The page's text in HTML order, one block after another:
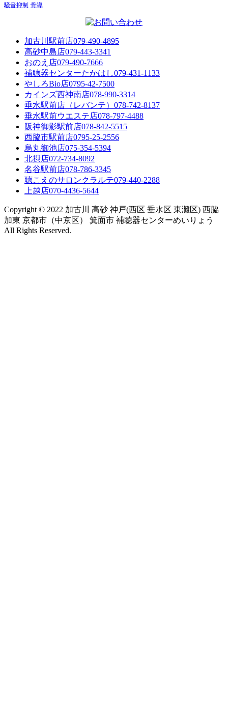
騒音抑制 骨導
加古川駅前店079-490-4895
高砂中島店079-443-3341
おのえ店079-490-7666
補聴器センターたかはし079-431-1133
やしろBio店0795-42-7500
カインズ西神南店078-990-3314
垂水駅前店（レバンテ） 078-742-8137
垂水駅前ウエステ店078-797-4488
阪神御影駅前店078-842-5515
西脇市駅前店0795-25-2556
烏丸御池店075-354-5394
北摂店072-734-8092
名谷駅前店078-786-3345
聴こえのサロンクラルテ079-440-2288
上越店070-4436-5644
Copyright © 2022 加古川 高砂 神戸(西区 垂水区 東灘区) 西脇
加東 京都市（中京区） 箕面市 補聴器センターめいりょう
All Rights Reserved.